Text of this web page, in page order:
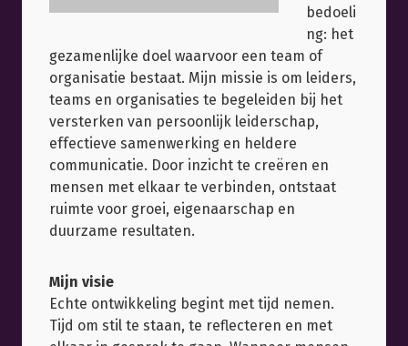
bedoeli
ng: het
gezamenlijke doel waarvoor een team of
organisatie bestaat. Mijn missie is om leiders,
teams en organisaties te begeleiden bij het
versterken van persoonlijk leiderschap,
effectieve samenwerking en heldere
communicatie. Door inzicht te creëren en
mensen met elkaar te verbinden, ontstaat
ruimte voor groei, eigenaarschap en
duurzame resultaten.
Mijn visie
Echte ontwikkeling begint met tijd nemen.
Tijd om stil te staan, te reflecteren en met